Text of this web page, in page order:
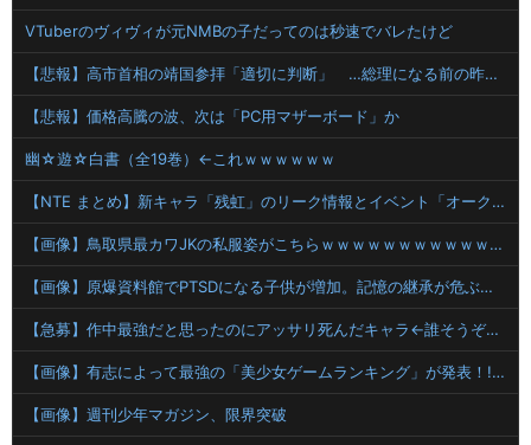
VTuberのヴィヴィが元NMBの子だってのは秒速でバレたけど
【悲報】高市首相の靖国参拝「適切に判断」 …総理になる前の昨年は参拝
【悲報】価格高騰の波、次は「PC用マザーボード」か
幽☆遊☆白書（全19巻）←これｗｗｗｗｗｗ
【NTE まとめ】新キャラ「残虹」のリーク情報とイベント「オークション」常設化に賛否両論！？
【画像】鳥取県最カワJKの私服姿がこちらｗｗｗｗｗｗｗｗｗｗｗｗｗ 【Pickup08083014】
【画像】原爆資料館でPTSDになる子供が増加。記憶の継承が危ぶまれる事態に
【急募】作中最強だと思ったのにアッサリ死んだキャラ←誰そうぞうした？
【画像】有志によって最強の「美少女ゲームランキング」が発表！!！ あの名作も
【画像】週刊少年マガジン、限界突破